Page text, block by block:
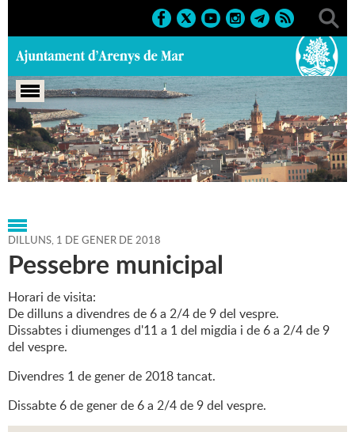
Portada > Agenda > 01-01-2018 > Marcs > 2017 > Nadal
2017
DILLUNS, 1 DE GENER DE 2018
Pessebre municipal
Horari de visita:
De dilluns a divendres de 6 a 2/4 de 9 del vespre.
Dissabtes i diumenges d'11 a 1 del migdia i de 6 a 2/4 de 9
del vespre.
Divendres 1 de gener de 2018 tancat.
Dissabte 6 de gener de 6 a 2/4 de 9 del vespre.